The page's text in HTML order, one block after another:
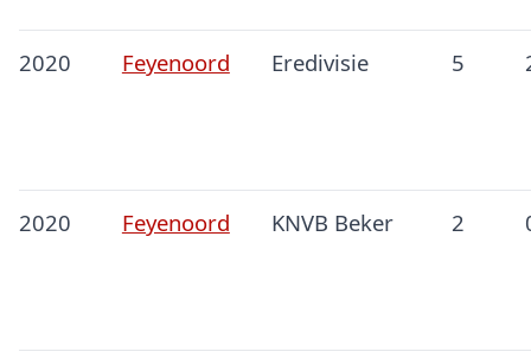
2020 Feyenoord Eredivisie 5
2020 Feyenoord KNVB Beker 2